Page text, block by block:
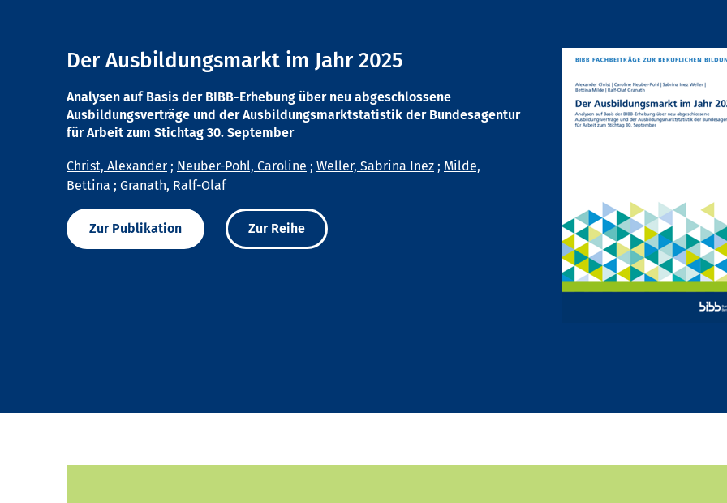
Der Ausbildungsmarkt im Jahr 2025
Analysen auf Basis der BIBB-Erhebung über neu abgeschlossene
Ausbildungsverträge und der Ausbildungsmarktstatistik der Bundesagentur
für Arbeit zum Stichtag 30. September
Christ, Alexander ; Neuber-Pohl, Caroline ; Weller, Sabrina Inez ; Milde,
Bettina ; Granath, Ralf-Olaf
Zur Publikation Zur Reihe